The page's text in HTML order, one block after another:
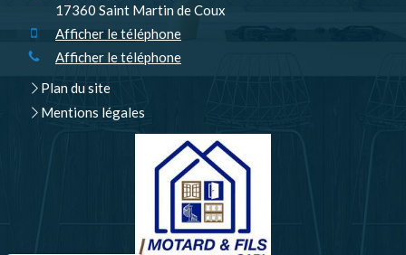
17360 Saint Martin de Coux
Afficher le téléphone
Afficher le téléphone
Plan du site
Mentions légales